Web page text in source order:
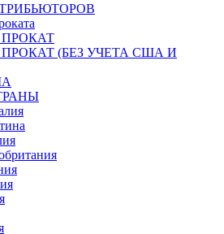
(БЕЗ УЧЕТА США И